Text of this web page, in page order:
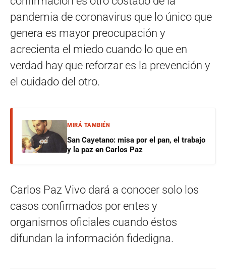
pandemia de coronavirus que lo único que
genera es mayor preocupación y
acrecienta el miedo cuando lo que en
verdad hay que reforzar es la prevención y
el cuidado del otro.
MIRÁ TAMBIÉN
San Cayetano: misa por el pan, el trabajo
y la paz en Carlos Paz
Carlos Paz Vivo dará a conocer solo los
casos confirmados por entes y
organismos oficiales cuando éstos
difundan la información fidedigna.